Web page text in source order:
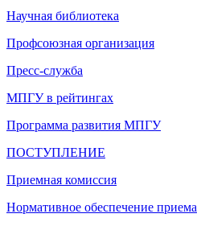
Научная библиотека
Профсоюзная организация
Пресс-служба
МПГУ в рейтингах
Программа развития МПГУ
ПОСТУПЛЕНИЕ
Приемная комиссия
Нормативное обеспечение приема